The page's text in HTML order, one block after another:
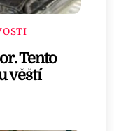
Tento
věští